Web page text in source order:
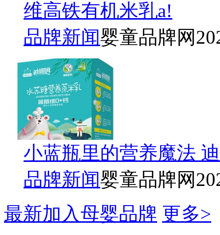
维高铁有机米乳a!
品牌新闻婴童品牌网
小蓝瓶里的营养魔法
品牌新闻婴童品牌网
最新加入母婴品牌 更多>